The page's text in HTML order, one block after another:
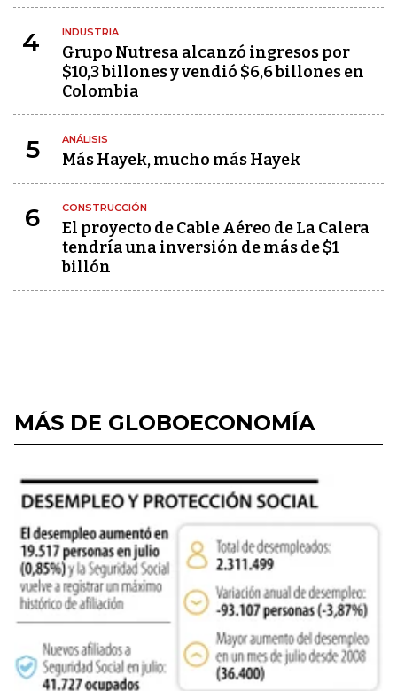
4 INDUSTRIA
Grupo Nutresa alcanzó ingresos por
$10,3 billones y vendió $6,6 billones en
Colombia
5 ANÁLISIS
Más Hayek, mucho más Hayek
6 CONSTRUCCIÓN
El proyecto de Cable Aéreo de La Calera
tendría una inversión de más de $1
billón
MÁS DE GLOBOECONOMÍA